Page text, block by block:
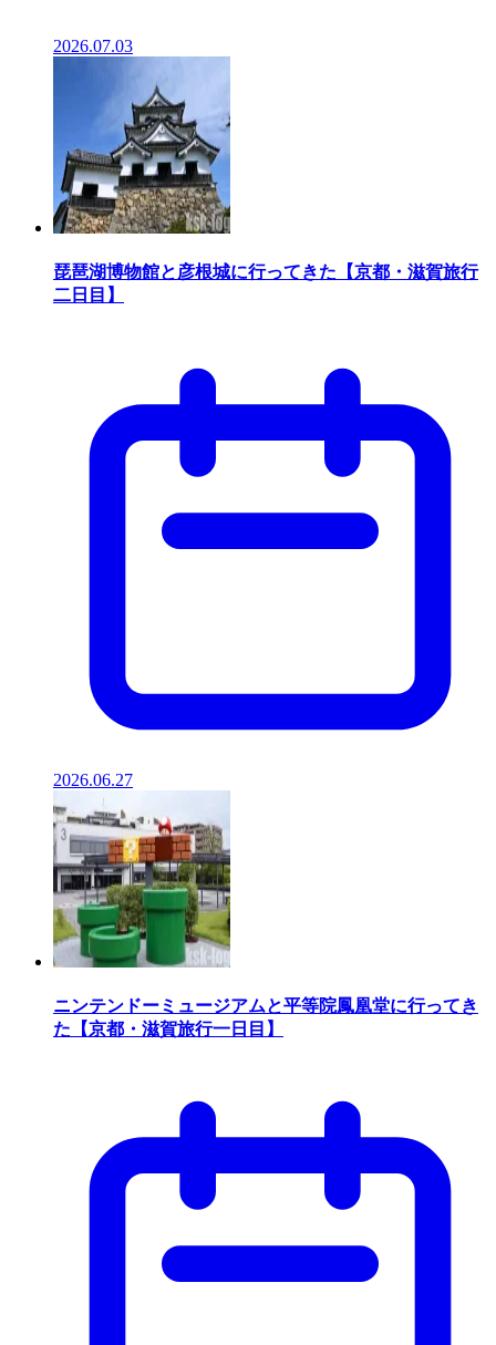
2026.07.03
琵琶湖博物館と彦根城に行ってきた【京都・滋賀旅行
二日目】
2026.06.27
ニンテンドーミュージアムと平等院鳳凰堂に行ってき
た【京都・滋賀旅行一日目】